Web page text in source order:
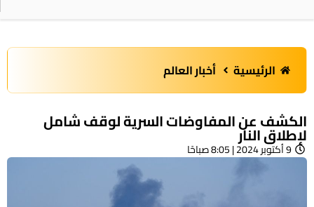
الرئيسية أخبار العالم
الكشف عن المفاوضات السرية لوقف شامل
لإطلاق النار
9 أكتوبر 2024 | 8:05 صباحًا